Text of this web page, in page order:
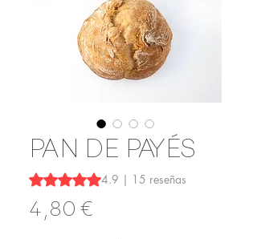
PAN DE PAYÉS
Según 15 reseñas, la calificación es de
4.9 | 15 reseñas
4,80 €